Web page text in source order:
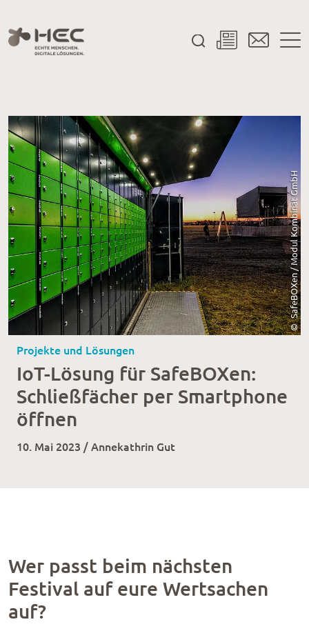
Projekte und Lösungen
IoT-Lösung für SafeBOXen:
Schließfächer per Smartphone
öffnen
10. Mai 2023 / Annekathrin Gut
Wer passt beim nächsten
Festival auf eure Wertsachen
auf?